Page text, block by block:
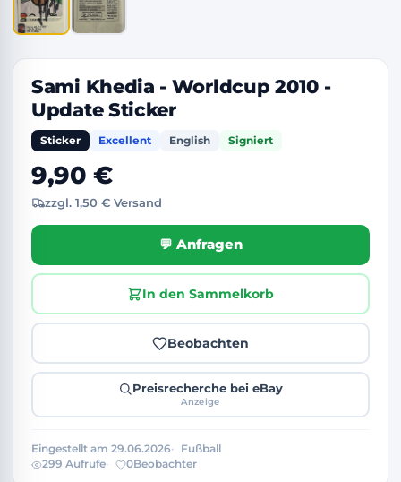
Sami Khedia - Worldcup 2010 -
Update Sticker
Sticker Excellent English Signiert
9,90 €
zzgl. 1,50 € Versand
💬 Anfragen
In den Sammelkorb
Beobachten
Preisrecherche bei eBay
Anzeige
Eingestellt am 29.06.2026 Fußball
299 Aufrufe 0Beobachter